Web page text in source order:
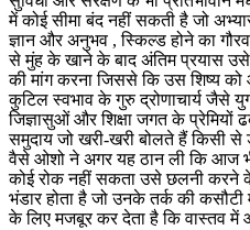
में कोई सीमा बंद नहीं सकती है जो
ज्ञान और अनुभव , स्किल्ड होने का
से मुंह के खाने के बाद अंतिम प्रयास
की मांग करना जिससे कि उस शिष्य
कुटिल स्वभाव के गुरु द्रोणाचार्य जैसे युग
जिज्ञासुओं और शिक्षा जगत के
समुदाय जो खरी-खरी बोलते हैं किसी
वैसे ओशो ने अगर यह ठान ली कि आज
कोई रोक नहीं सकता उसे छलनी
भंडार होता है जो उनके तर्क की
के लिए मजबूर कर देता है कि वास्तव